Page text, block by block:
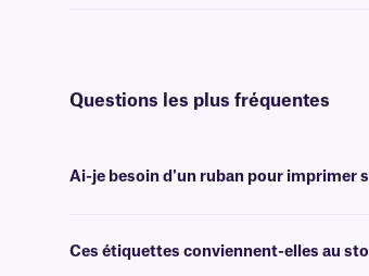
Questions les plus fréquentes
Ai-je besoin d'un ruban pour imprimer
Ces étiquettes conviennent-elles au